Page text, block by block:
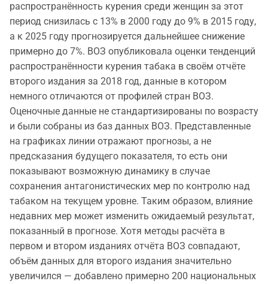
распространённость курения среди женщин за этот
период снизилась с 13% в 2000 году до 9% в 2015 году,
а к 2025 году прогнозируется дальнейшее снижение
примерно до 7%. ВОЗ опубликовала оценки тенденций
распространённости курения табака в своём отчёте
второго издания за 2018 год, данные в котором
немного отличаются от профилей стран ВОЗ.
Оценочные данные не стандартизированы по возрасту
и были собраны из баз данных ВОЗ. Представленные
на графиках линии отражают прогнозы, а не
предсказания будущего показателя, то есть они
показывают возможную динамику в случае
сохранения антагонистических мер по контролю над
табаком на текущем уровне. Таким образом, влияние
недавних мер может изменить ожидаемый результат,
показанный в прогнозе. Хотя методы расчёта в
первом и втором изданиях отчёта ВОЗ совпадают,
объём данных для второго издания значительно
увеличился — добавлено примерно 200 национальных